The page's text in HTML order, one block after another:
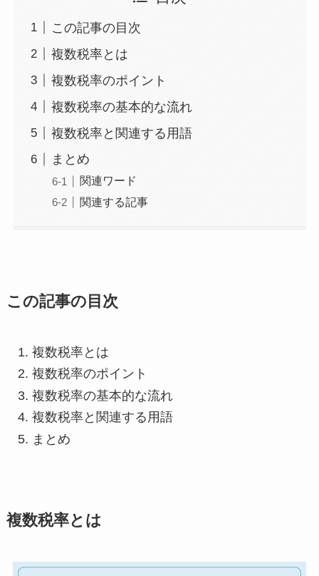
この記事の目次
複数税率とは
複数税率のポイント
複数税率の基本的な流れ
複数税率と関連する用語
まとめ
関連ワード
関連する記事
この記事の目次
複数税率とは
複数税率のポイント
複数税率の基本的な流れ
複数税率と関連する用語
まとめ
複数税率とは